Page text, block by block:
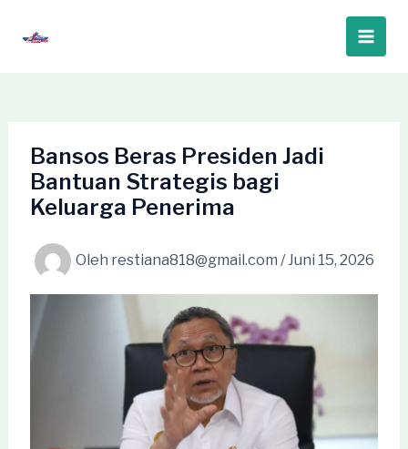
Main
Bansos Beras Presiden Jadi
Bantuan Strategis bagi
Keluarga Penerima
Oleh restiana818@gmail.com /Juni 15, 2026